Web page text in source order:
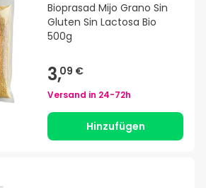
Bioprasad Mijo Grano Sin
Gluten Sin Lactosa Bio
500g
3,09 €
Versand in 24-72h
Hinzufügen